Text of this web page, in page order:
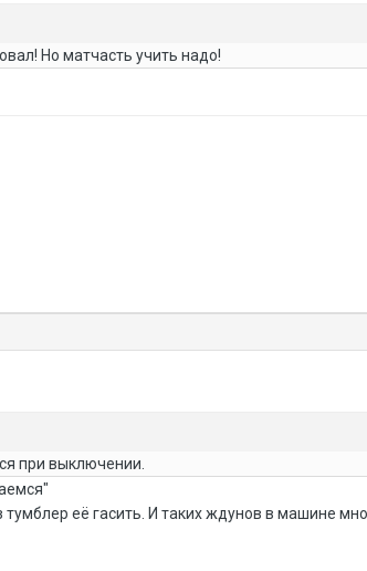
Но матчасть учить надо!
при выключении.
её гасить. И таких ждунов в машине